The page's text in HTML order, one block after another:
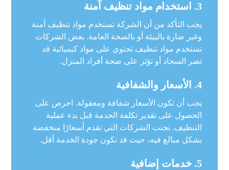
3. استخدام مواد تنظيف آمنة
يجب التأكد من أن الشركة تستخدم مواد تنظيف آمنة
وغير ضارة بالبيئة أو بالصحة العامة. بعض الشركات
تستخدم مواد تنظيف تحتوي على مواد كيميائية قد
تضر السجاد أو تؤثر على صحة أفراد المنزل.
4. الأسعار والشفافية
يجب أن تكون الأسعار شفافة ومعقولة. احرص على
الحصول على تقدير تكلفة الخدمة قبل بدء عملية
التنظيف. تجنب الشركات التي تقدم أسعارًا منخفضة
بشكل مبالغ فيه، حيث قد تكون جودة الخدمة أقل.
5. خدمات إضافية